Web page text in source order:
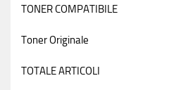
TONER COMPATIBILE
Toner Originale
TOTALE ARTICOLI